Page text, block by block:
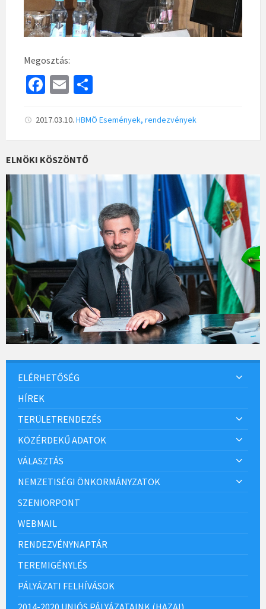
Megosztás:
Fa
b
o
o
k
E
ai
l
ar
e
2017.03.10. HBMÖ Események, rendezvények
ELNÖKI KÖSZÖNTŐ
ELÉRHETŐSÉG
HÍREK
TERÜLETRENDEZÉS
KÖZÉRDEKŰ ADATOK
VÁLASZTÁS
NEMZETISÉGI ÖNKORMÁNYZATOK
SZENIORPONT
WEBMAIL
RENDEZVÉNYNAPTÁR
TEREMIGÉNYLÉS
PÁLYÁZATI FELHÍVÁSOK